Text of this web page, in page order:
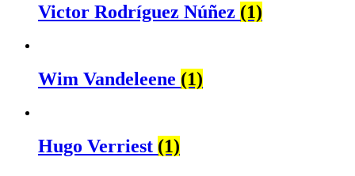
Victor Rodríguez Núñez (1)
Wim Vandeleene (1)
Hugo Verriest (1)